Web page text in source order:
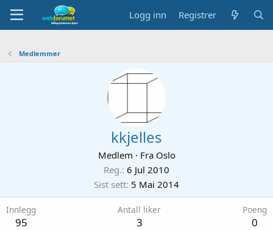
Logg inn Registrer
Medlemmer
kkjelles
Medlem · Fra Oslo
Reg. 6 Jul 2010
Sist sett 5 Mai 2014
Innlegg
95
Antall liker
3
Poeng
0